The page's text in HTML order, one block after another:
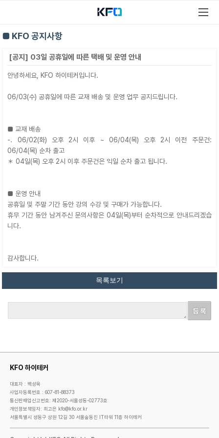
■ KFO 공지사항
[공지] 03일 공휴일에 따른 택배 및 운영 안내
안녕하세요, KFO 하이테커입니다.
06/03(수) 공휴일에 따른 교재 배송 및 운영 업무 공지드립니다.
■ 교재 배송
-. 06/02(화) 오후 2시 이후 ~ 06/04(목) 오후 2시 이전 주문건:
06/04(목) 순차 출고
＊ 04일(목) 오후 2시 이후 주문건은 익일 순차 출고 됩니다.
■ 운영 안내
공휴일 및 주말 기간 동안 강의 수강 및 구매가 가능합니다.
휴무 기간 동안 남겨주신 문의사항은 04일(목)부터 순차적으로 안내드리겠습
니다.
감사합니다.
KFO 하이테커
대표자 : 백성욱
사업자등록번호 : 607-81-88373
통신판매업신고번호: 제2020-서울성동-02773호
개인정보책임자: 최고은 kfo@kfo.or.kr
서울특별시 성동구 상원 12길 30 서울숲동진 IT타워 11층 하이테커